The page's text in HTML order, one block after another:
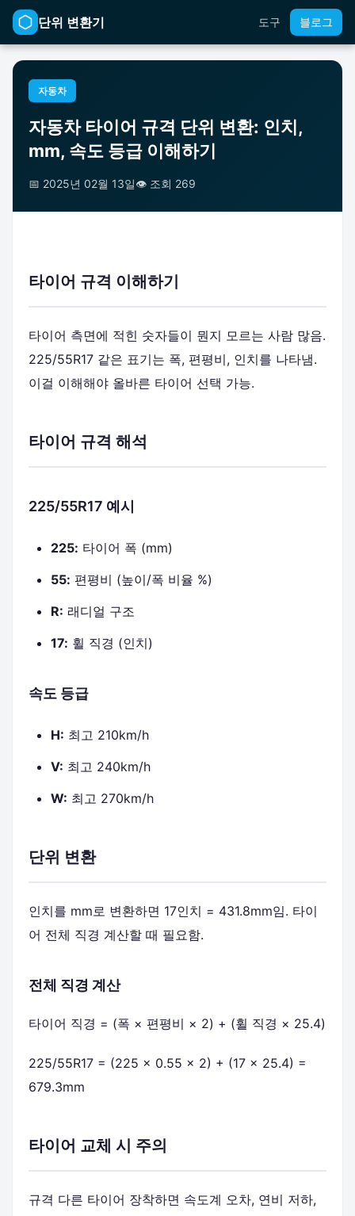
단위 변환기 도구 블로그
자동차
자동차 타이어 규격 단위 변환: 인치,
mm, 속도 등급 이해하기
📅 2025년 02월 13일👁️ 조회 269
타이어 규격 이해하기
타이어 측면에 적힌 숫자들이 뭔지 모르는 사람 많음.
225/55R17 같은 표기는 폭, 편평비, 인치를 나타냄.
이걸 이해해야 올바른 타이어 선택 가능.
타이어 규격 해석
225/55R17 예시
225: 타이어 폭 (mm)
55: 편평비 (높이/폭 비율 %)
R: 래디얼 구조
17: 휠 직경 (인치)
속도 등급
H: 최고 210km/h
V: 최고 240km/h
W: 최고 270km/h
단위 변환
인치를 mm로 변환하면 17인치 = 431.8mm임. 타이
어 전체 직경 계산할 때 필요함.
전체 직경 계산
타이어 직경 = (폭 × 편평비 × 2) + (휠 직경 × 25.4)
225/55R17 = (225 × 0.55 × 2) + (17 × 25.4) =
679.3mm
타이어 교체 시 주의
규격 다른 타이어 장착하면 속도계 오차, 연비 저하,